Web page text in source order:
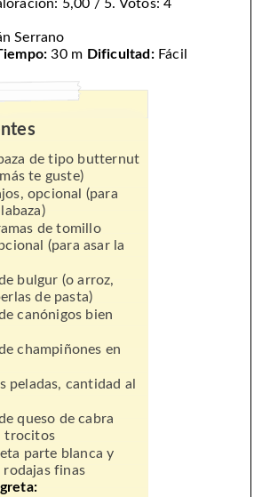
5,00 / 5. Votos: 4
Serrano
30 m Dificultad:Fácil
de tipo butternut
te guste)
opcional (para
de tomillo
(para asar la
bulgur (o arroz,
de pasta)
canónigos bien
champiñones en
peladas, cantidad al
queso de cabra
trocitos
parte blanca y
rodajas finas